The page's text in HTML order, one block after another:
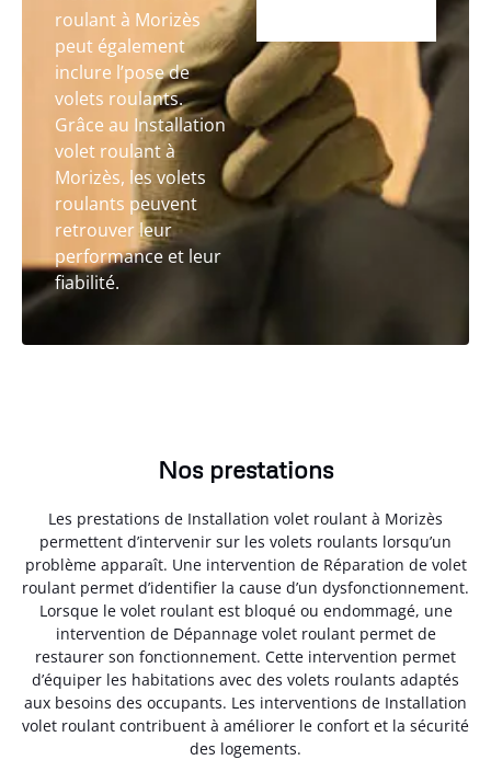
roulant à Morizès
peut également
inclure l’pose de
volets roulants.
Grâce au Installation
volet roulant à
Morizès, les volets
roulants peuvent
retrouver leur
performance et leur
fiabilité.
Nos prestations
Les prestations de Installation volet roulant à Morizès
permettent d’intervenir sur les volets roulants lorsqu’un
problème apparaît. Une intervention de Réparation de volet
roulant permet d’identifier la cause d’un dysfonctionnement.
Lorsque le volet roulant est bloqué ou endommagé, une
intervention de Dépannage volet roulant permet de
restaurer son fonctionnement. Cette intervention permet
d’équiper les habitations avec des volets roulants adaptés
aux besoins des occupants. Les interventions de Installation
volet roulant contribuent à améliorer le confort et la sécurité
des logements.